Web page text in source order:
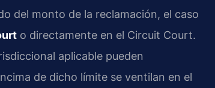
del monto de la reclamación, el caso
o directamente en el Circuit Court.
aplicable pueden
de dicho límite se ventilan en el